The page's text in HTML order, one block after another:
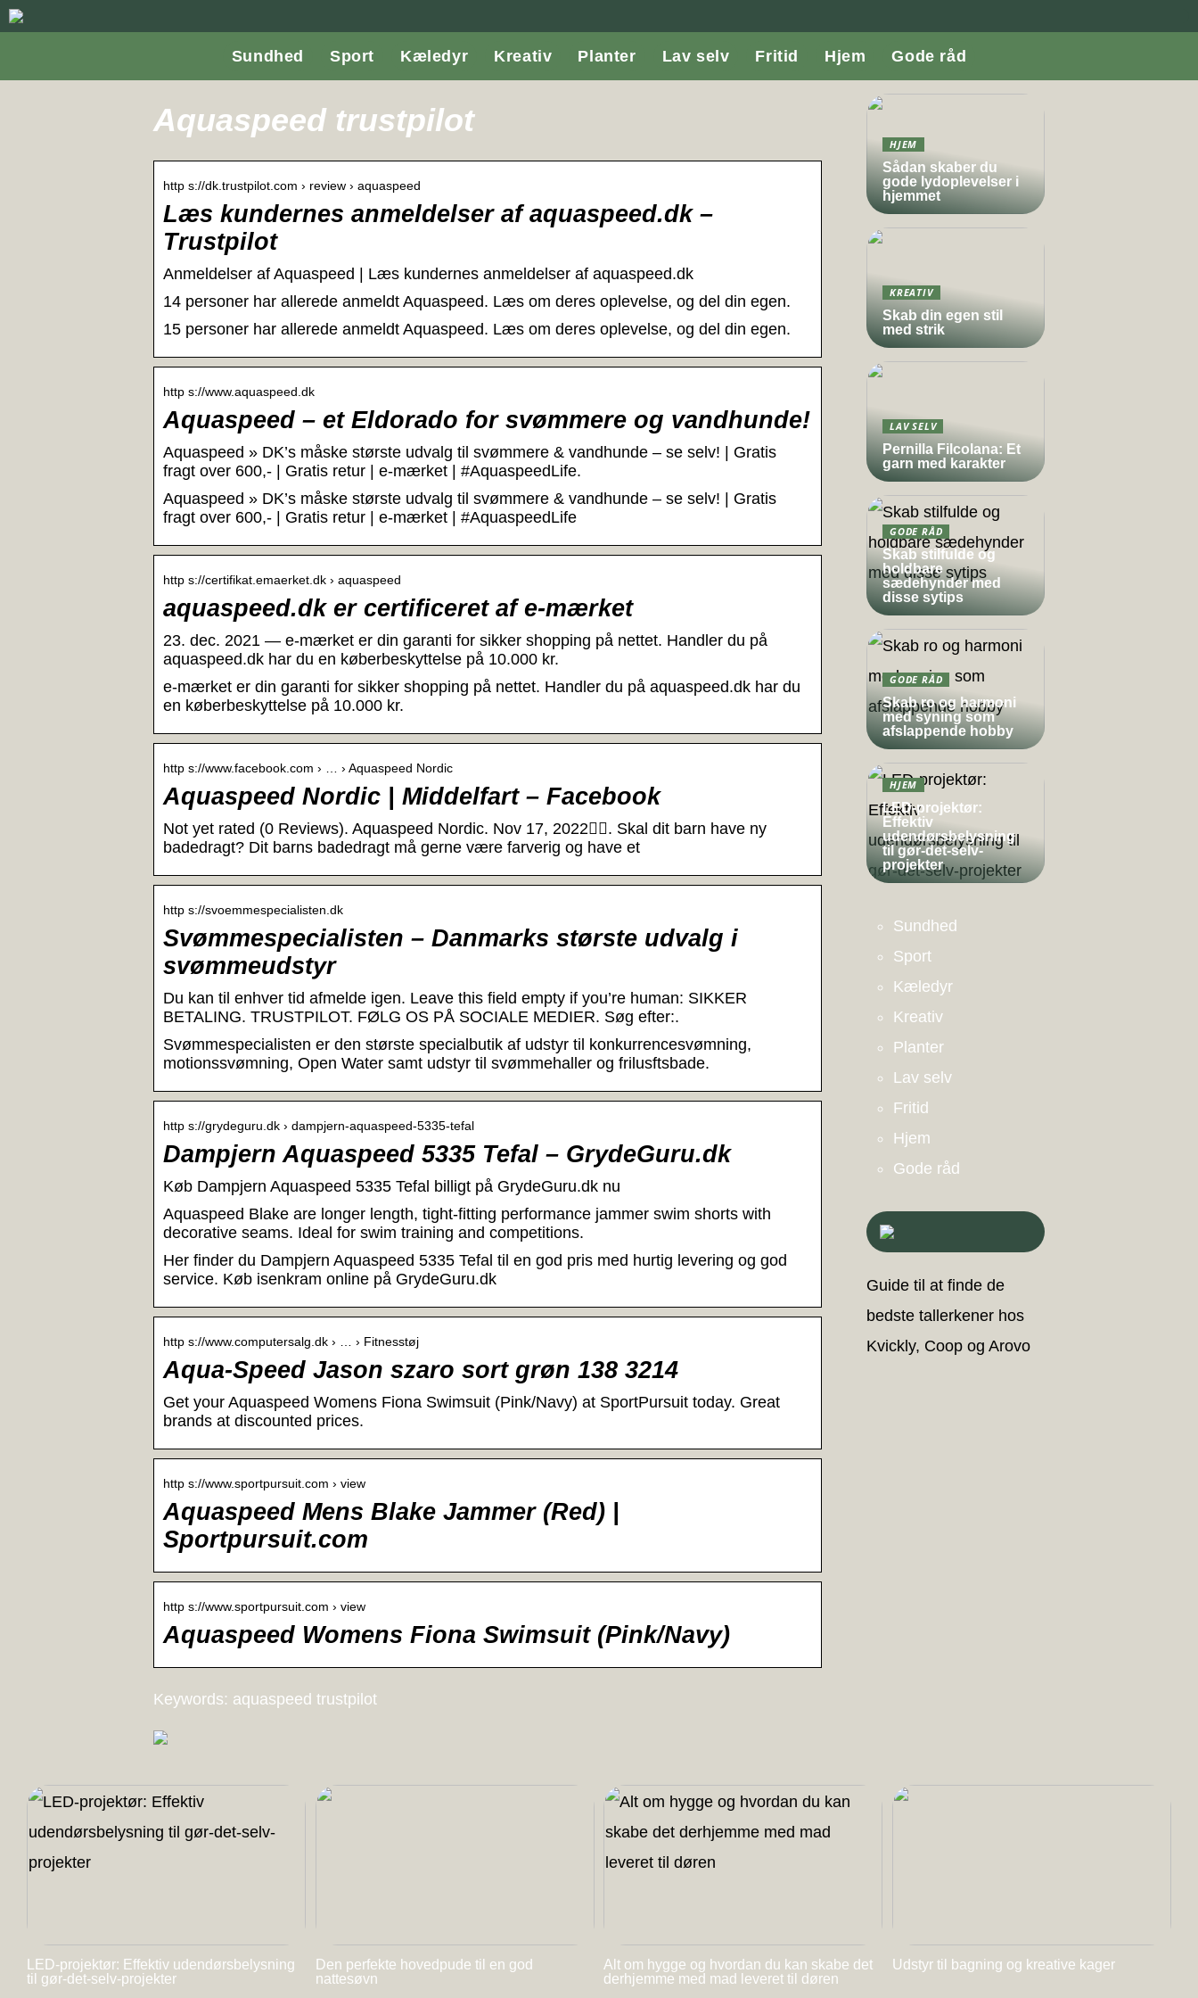
Sundhed Sport Kæledyr Kreativ Planter Lav selv Fritid Hjem Gode råd
Aquaspeed trustpilot
http s://dk.trustpilot.com › review › aquaspeed
Læs kundernes anmeldelser af aquaspeed.dk –
Trustpilot
Anmeldelser af Aquaspeed | Læs kundernes anmeldelser af aquaspeed.dk
14 personer har allerede anmeldt Aquaspeed. Læs om deres oplevelse, og del din egen.
15 personer har allerede anmeldt Aquaspeed. Læs om deres oplevelse, og del din egen.
http s://www.aquaspeed.dk
Aquaspeed – et Eldorado for svømmere og vandhunde!
Aquaspeed » DK’s måske største udvalg til svømmere & vandhunde – se selv! | Gratis
fragt over 600,- | Gratis retur | e-mærket | #AquaspeedLife.
Aquaspeed » DK’s måske største udvalg til svømmere & vandhunde – se selv! | Gratis
fragt over 600,- | Gratis retur | e-mærket | #AquaspeedLife
http s://certifikat.emaerket.dk › aquaspeed
aquaspeed.dk er certificeret af e-mærket
23. dec. 2021 — e-mærket er din garanti for sikker shopping på nettet. Handler du på
aquaspeed.dk har du en køberbeskyttelse på 10.000 kr.
e-mærket er din garanti for sikker shopping på nettet. Handler du på aquaspeed.dk har du
en køberbeskyttelse på 10.000 kr.
http s://www.facebook.com › … › Aquaspeed Nordic
Aquaspeed Nordic | Middelfart – Facebook
Not yet rated (0 Reviews). Aquaspeed Nordic. Nov 17, 2022󰞋󰟠. Skal dit barn have ny
badedragt? Dit barns badedragt må gerne være farverig og have et
http s://svoemmespecialisten.dk
Svømmespecialisten – Danmarks største udvalg i
svømmeudstyr
Du kan til enhver tid afmelde igen. Leave this field empty if you’re human: SIKKER
BETALING. TRUSTPILOT. FØLG OS PÅ SOCIALE MEDIER. Søg efter:.
Svømmespecialisten er den største specialbutik af udstyr til konkurrencesvømning,
motionssvømning, Open Water samt udstyr til svømmehaller og frilusftsbade.
http s://grydeguru.dk › dampjern-aquaspeed-5335-tefal
Dampjern Aquaspeed 5335 Tefal – GrydeGuru.dk
Køb Dampjern Aquaspeed 5335 Tefal billigt på GrydeGuru.dk nu
Aquaspeed Blake are longer length, tight-fitting performance jammer swim shorts with
decorative seams. Ideal for swim training and competitions.
Her finder du Dampjern Aquaspeed 5335 Tefal til en god pris med hurtig levering og god
service. Køb isenkram online på GrydeGuru.dk
http s://www.computersalg.dk › … › Fitnesstøj
Aqua-Speed Jason szaro sort grøn 138 3214
Get your Aquaspeed Womens Fiona Swimsuit (Pink/Navy) at SportPursuit today. Great
brands at discounted prices.
http s://www.sportpursuit.com › view
Aquaspeed Mens Blake Jammer (Red) |
Sportpursuit.com
http s://www.sportpursuit.com › view
Aquaspeed Womens Fiona Swimsuit (Pink/Navy)
Keywords: aquaspeed trustpilot
HJEM
Sådan skaber du
gode lydoplevelser i
hjemmet
KREATIV
Skab din egen stil
med strik
LAV SELV
Pernilla Filcolana: Et
garn med karakter
GODE RÅD
Skab stilfulde og
holdbare
sædehynder med
disse sytips
GODE RÅD
Skab ro og harmoni
med syning som
afslappende hobby
HJEM
LED-projektør:
Effektiv
udendørsbelysning
til gør-det-selv-
projekter
Sundhed
Sport
Kæledyr
Kreativ
Planter
Lav selv
Fritid
Hjem
Gode råd
Guide til at finde de
bedste tallerkener hos
Kvickly, Coop og Arovo
LED-projektør: Effektiv udendørsbelysning
til gør-det-selv-projekter
Den perfekte hovedpude til en god
nattesøvn
Alt om hygge og hvordan du kan skabe det
derhjemme med mad leveret til døren
Udstyr til bagning og kreative kager